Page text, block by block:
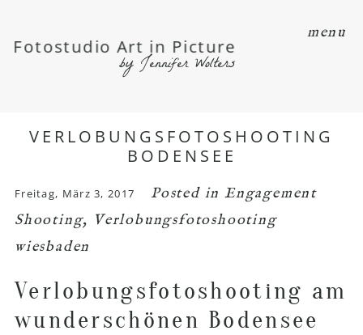
menu
Fotostudio Art in Picture
by Jennifer Wolters
VERLOBUNGSFOTOSHOOTING
BODENSEE
Freitag, März 3, 2017 Posted inEngagement
Shooting, Verlobungsfotoshooting
wiesbaden
Verlobungsfotoshooting am
wunderschönen Bodensee